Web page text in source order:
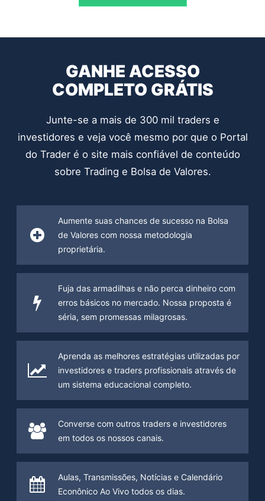
GANHE ACESSO
COMPLETO GRÁTIS
Junte-se a mais de 300 mil traders e
investidores e veja você mesmo por que o Portal
do Trader é o site mais confiável de conteúdo
sobre Trading e Bolsa de Valores.
Aumente suas chances de sucesso na Bolsa
de Valores com nossa metodologia
proprietária.
Fuja das armadilhas e não perca dinheiro com
erros básicos no mercado. Nossa proposta é
séria, sem promessas milagrosas.
Aprenda as melhores estratégias utilizadas por
investidores e traders profissionais através de
um sistema educacional completo.
Converse com outros traders e investidores
em todos os nossos canais.
Aulas, Transmissões, Notícias e Calendário
Econônico Ao Vivo todos os dias.